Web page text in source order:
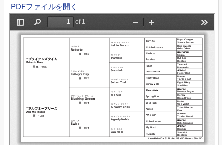
PDFファイルを開く